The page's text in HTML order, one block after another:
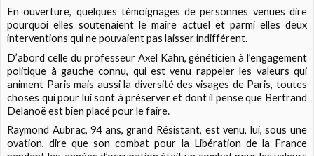
En ouverture, quelques témoignages de personnes venues dire
pourquoi elles soutenaient le maire actuel et parmi elles deux
interventions qui ne pouvaient pas laisser indifférent.
D’abord celle du professeur Axel Kahn, généticien à l’engagement
politique à gauche connu, qui est venu rappeler les valeurs qui
animent Paris mais aussi la diversité des visages de Paris, toutes
choses qui pour lui sont à préserver et dont il pense que Bertrand
Delanoë est bien placé pour le faire.
Raymond Aubrac, 94 ans, grand Résistant, est venu, lui, sous une
ovation, dire que son combat pour la Libération de la France